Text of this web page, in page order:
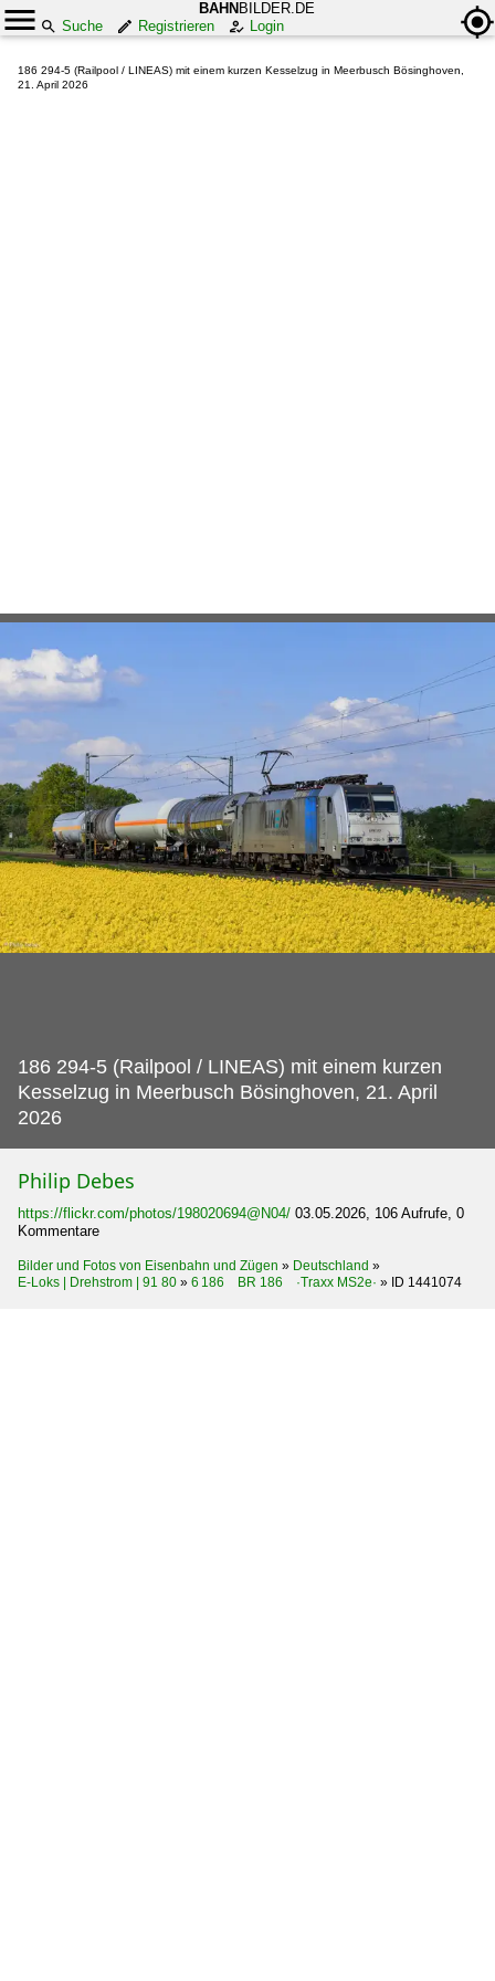
BAHN BILDER.DE
Suche
Registrieren Login
186 294-5 (Railpool / LINEAS) mit einem kurzen Kesselzug in Meerbusch Bösinghoven,
21. April 2026
186 294-5 (Railpool / LINEAS) mit einem kurzen
Kesselzug in Meerbusch Bösinghoven, 21. April
2026
Philip Debes
https://flickr.com/photos/198020694@N04/ 03.05.2026, 106 Aufrufe, 0
Kommentare
Bilder und Fotos von Eisenbahn und Zügen » Deutschland »
E-Loks | Drehstrom | 91 80 » 6 186 BR 186 ·Traxx MS2e· » ID 1441074